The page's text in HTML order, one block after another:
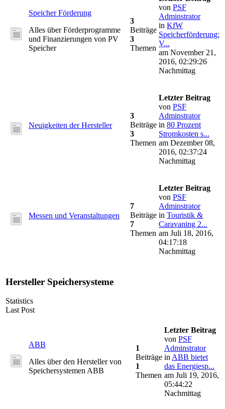
Speicher Förderung
Alles über Förderprogramme
und Finanzierungen von PV
Speicher
3
Beiträge
3
Themen
von PSF
Adminstrator
in KfW
Speicherförderung:
V...
am November 21,
2016, 02:29:26
Nachmittag
Neuigkeiten der Hersteller
3
Beiträge
3
Themen
Letzter Beitrag
von PSF
Adminstrator
in 80 Prozent
Stromkosten s...
am Dezember 08,
2016, 02:37:24
Nachmittag
Messen und Veranstaltungen
7
Beiträge
7
Themen
Letzter Beitrag
von PSF
Adminstrator
in Touristik &
Caravaning 2...
am Juli 18, 2016,
04:17:18
Nachmittag
Hersteller Speichersysteme
Statistics
Last Post
ABB
Alles über den Hersteller von
Speichersystemen ABB
1
Beiträge
1
Themen
Letzter Beitrag
von PSF
Adminstrator
in ABB bietet
das Energiesp...
am Juli 19, 2016,
05:44:22
Nachmittag